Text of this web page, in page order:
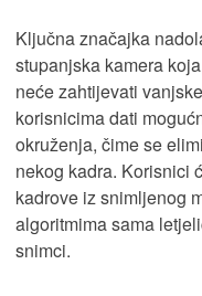
Ključna značajka
stupanjska kamera
neće zahtijevati
korisnicima dati
okruženja, čime se
nekog kadra. Korisnici
kadrove iz snimljenog
algoritmima sama
snimci.